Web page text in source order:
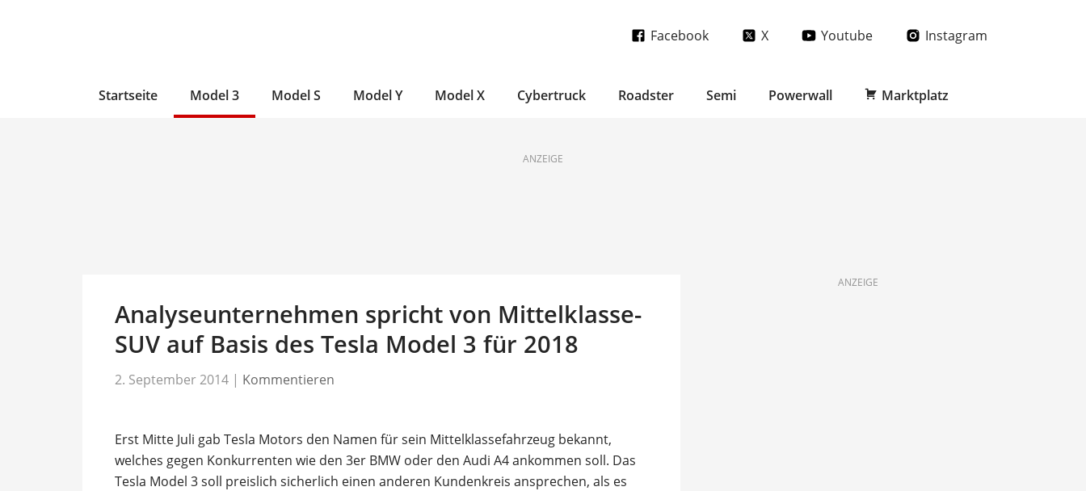
Facebook X Youtube Instagram
Startseite Model 3 Model S Model Y Model X Cybertruck Roadster Semi Powerwall Marktplatz
ANZEIGE
Analyseunternehmen spricht von Mittelklasse-
SUV auf Basis des Tesla Model 3 für 2018
2. September 2014 | Kommentieren
Erst Mitte Juli gab Tesla Motors den Namen für sein Mittelklassefahrzeug bekannt,
welches gegen Konkurrenten wie den 3er BMW oder den Audi A4 ankommen soll. Das
Tesla Model 3 soll preislich sicherlich einen anderen Kundenkreis ansprechen, als es
ANZEIGE